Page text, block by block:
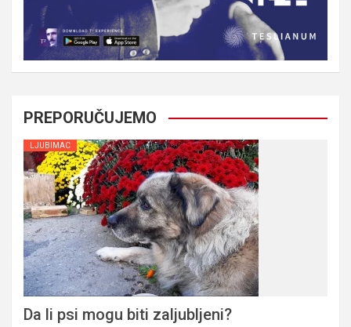
PREPORUČUJEMO
LJUBIMAC
Da li psi mogu biti zaljubljeni?